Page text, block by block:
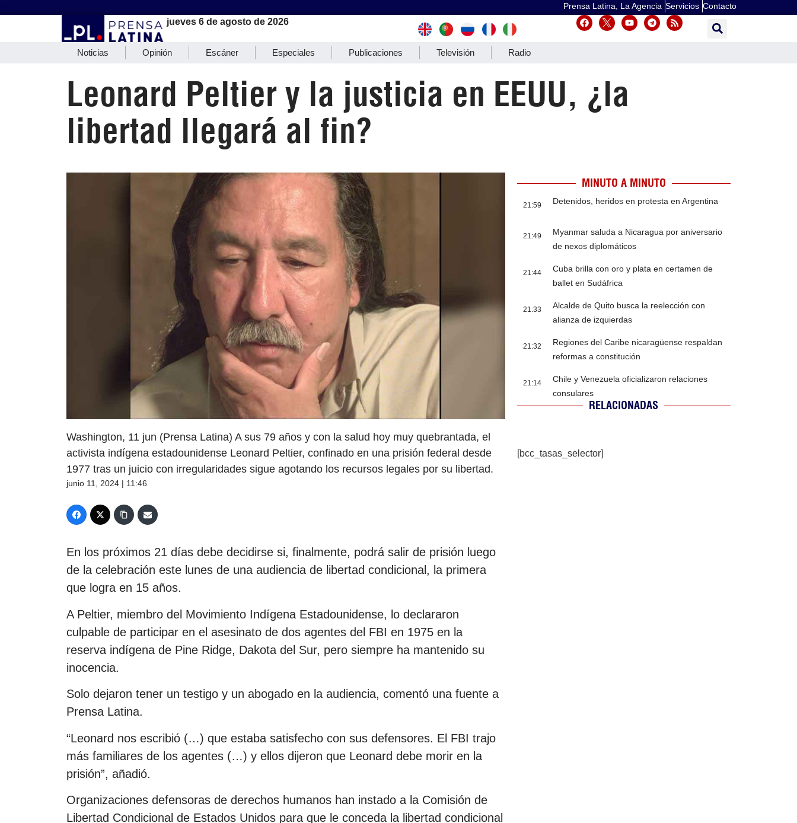
Prensa Latina, La Agencia Servicios Contacto
jueves 6 de agosto de 2026
Noticias Opinión Escáner Especiales Publicaciones Televisión Radio
Leonard Peltier y la justicia en EEUU, ¿la
libertad llegará al fin?
Washington, 11 jun (Prensa Latina) A sus 79 años y con la salud hoy muy quebrantada, el
activista indígena estadounidense Leonard Peltier, confinado en una prisión federal desde
1977 tras un juicio con irregularidades sigue agotando los recursos legales por su libertad.
junio 11, 2024 | 11:46
En los próximos 21 días debe decidirse si, finalmente, podrá salir de prisión luego
de la celebración este lunes de una audiencia de libertad condicional, la primera
que logra en 15 años.
A Peltier, miembro del Movimiento Indígena Estadounidense, lo declararon
culpable de participar en el asesinato de dos agentes del FBI en 1975 en la
reserva indígena de Pine Ridge, Dakota del Sur, pero siempre ha mantenido su
inocencia.
Solo dejaron tener un testigo y un abogado en la audiencia, comentó una fuente a
Prensa Latina.
“Leonard nos escribió (…) que estaba satisfecho con sus defensores. El FBI trajo
más familiares de los agentes (…) y ellos dijeron que Leonard debe morir en la
prisión”, añadió.
Organizaciones defensoras de derechos humanos han instado a la Comisión de
Libertad Condicional de Estados Unidos para que le conceda la libertad condicional
MINUTO A MINUTO
21:59 Detenidos, heridos en protesta en Argentina
21:49
Myanmar saluda a Nicaragua por aniversario
de nexos diplomáticos
21:44
Cuba brilla con oro y plata en certamen de
ballet en Sudáfrica
21:33
Alcalde de Quito busca la reelección con
alianza de izquierdas
21:32
Regiones del Caribe nicaragüense respaldan
reformas a constitución
21:14
Chile y Venezuela oficializaron relaciones
consulares
RELACIONADAS
[bcc_tasas_selector]